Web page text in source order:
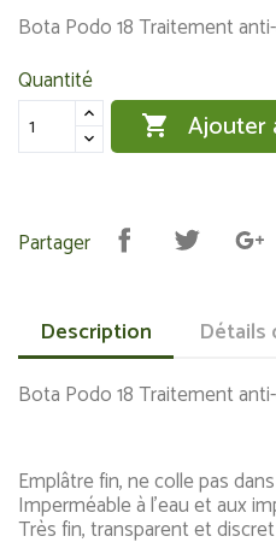
Bota Podo 18 Traitement
Quantité
 Ajouter
Partager
Description Détails
Bota Podo 18 Traitement
Emplâtre fin, ne colle pas
Imperméable à l’eau et aux
Très fin, transparent et discret